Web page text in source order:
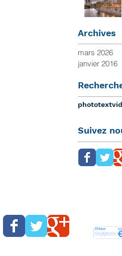
Archives
mars 2026
janvier 2016
phototext
Suivez